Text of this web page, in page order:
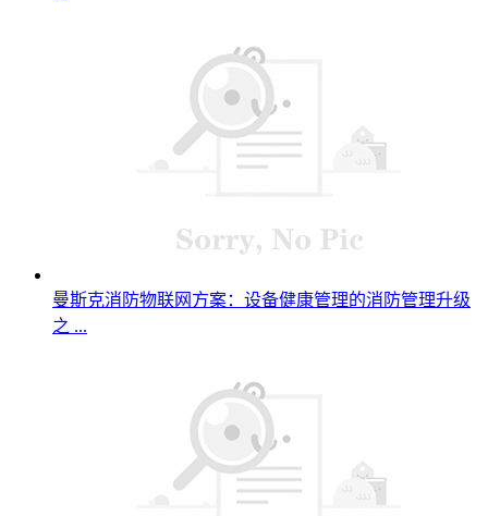
曼斯克消防物联网方案：设备健康管理的消防管理升级
之 ...